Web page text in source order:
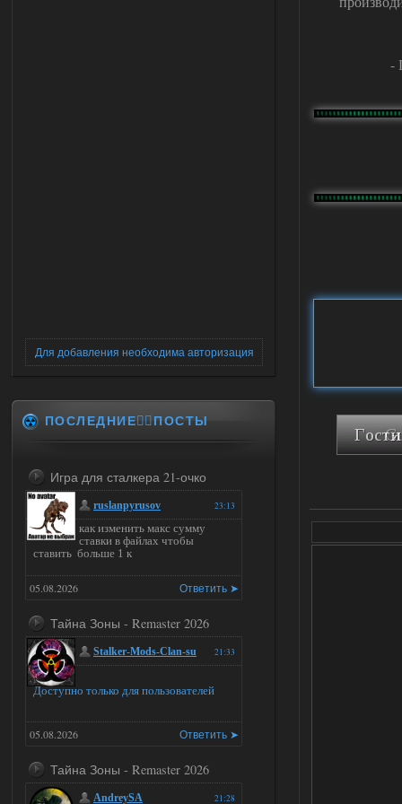
-
Для добавления необходима авторизация
ПОСЛЕДНИЕ✍🏻ПОСТЫ
Игра для сталкера 21-очко
23:13
ruslanpyrusov
как изменить макс сумму
ставки в файлах чтобы
ставить больше 1 к
Ответить ➤
05.08.2026
Тайна Зоны - Remaster 2026
21:33
Stalker-Mods-Clan-su
Доступно только для пользователей
Ответить ➤
05.08.2026
Тайна Зоны - Remaster 2026
21:28
AndreySA